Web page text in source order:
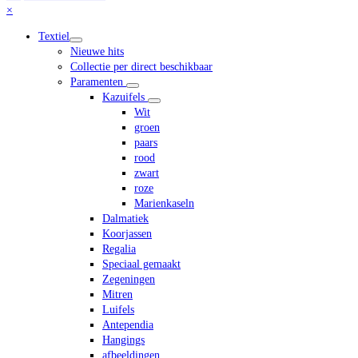
×
menu
Textiel
Nieuwe hits
Collectie per direct beschikbaar
Paramenten
Kazuifels
Wit
groen
paars
rood
zwart
roze
Marienkaseln
Dalmatiek
Koorjassen
Regalia
Speciaal gemaakt
Zegeningen
Mitren
Luifels
Antependia
Hangings
afbeeldingen